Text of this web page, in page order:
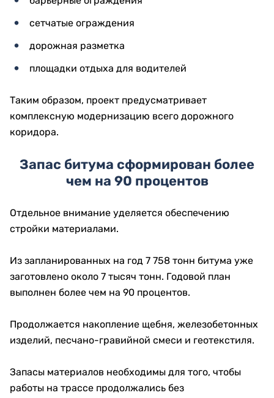
сетчатые ограждения
дорожная разметка
площадки отдыха для водителей
Таким образом, проект предусматривает
комплексную модернизацию всего дорожного
коридора.
Запас битума сформирован более
чем на 90 процентов
Отдельное внимание уделяется обеспечению
стройки материалами.
Из запланированных на год 7 758 тонн битума уже
заготовлено около 7 тысяч тонн. Годовой план
выполнен более чем на 90 процентов.
Продолжается накопление щебня, железобетонных
изделий, песчано-гравийной смеси и геотекстиля.
Запасы материалов необходимы для того, чтобы
работы на трассе продолжались без